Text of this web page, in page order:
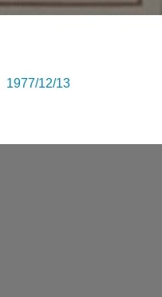
12/13